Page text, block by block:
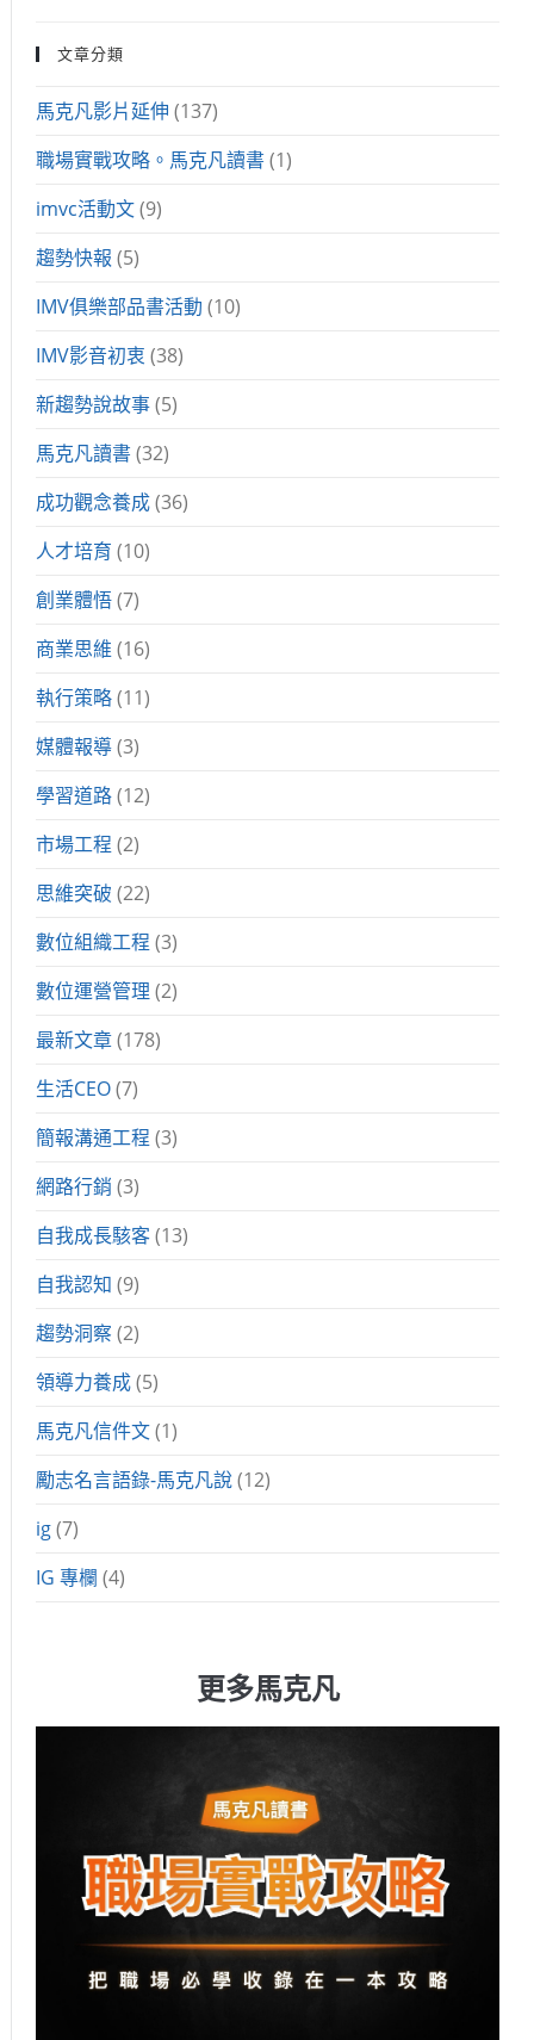
文章分類
馬克凡影片延伸 (137)
職場實戰攻略。馬克凡讀書(1)
imvc活動文(9)
趨勢快報 (5)
IMV俱樂部品書活動 (10)
IMV影音初衷 (38)
新趨勢說故事(5)
馬克凡讀書(32)
成功觀念養成(36)
人才培育 (10)
創業體悟(7)
商業思維 (16)
執行策略(11)
媒體報導(3)
學習道路(12)
市場工程 (2)
思維突破 (22)
數位組織工程 (3)
數位運營管理 (2)
最新文章(178)
生活CEO(7)
簡報溝通工程 (3)
網路行銷 (3)
自我成長駭客(13)
自我認知 (9)
趨勢洞察 (2)
領導力養成(5)
馬克凡信件文(1)
勵志名言語錄-馬克凡說(12)
ig(7)
IG 專欄 (4)
更多馬克凡